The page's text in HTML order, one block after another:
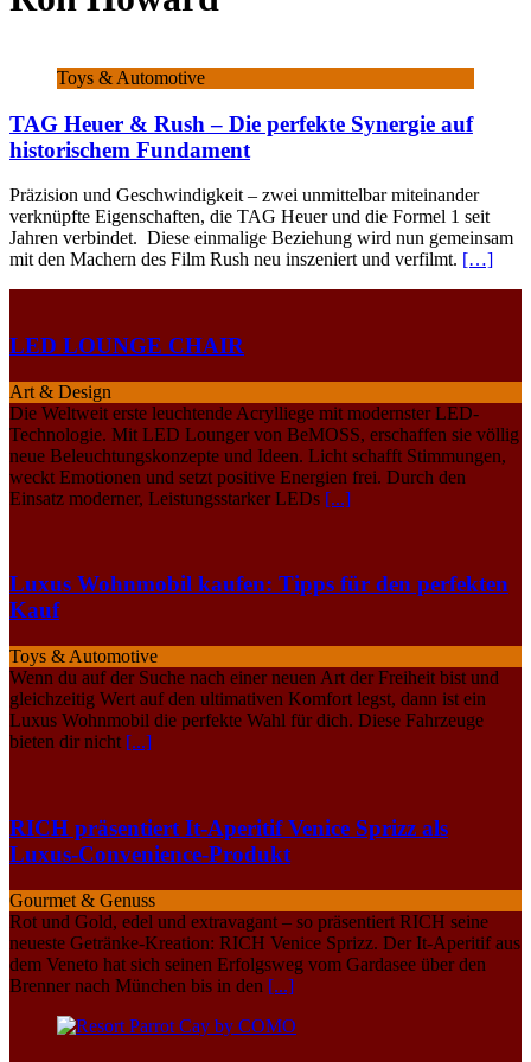
Toys & Automotive
TAG Heuer & Rush – Die perfekte Synergie auf
historischem Fundament
Präzision und Geschwindigkeit – zwei unmittelbar miteinander
verknüpfte Eigenschaften, die TAG Heuer und die Formel 1 seit
Jahren verbindet. Diese einmalige Beziehung wird nun gemeinsam
mit den Machern des Film Rush neu inszeniert und verfilmt. […]
LED LOUNGE CHAIR
Art & Design
Die Weltweit erste leuchtende Acrylliege mit modernster LED-
Technologie. Mit LED Lounger von BeMOSS, erschaffen sie völlig
neue Beleuchtungskonzepte und Ideen. Licht schafft Stimmungen,
weckt Emotionen und setzt positive Energien frei. Durch den
Einsatz moderner, Leistungsstarker LEDs [...]
Luxus Wohnmobil kaufen: Tipps für den perfekten
Kauf
Toys & Automotive
Wenn du auf der Suche nach einer neuen Art der Freiheit bist und
gleichzeitig Wert auf den ultimativen Komfort legst, dann ist ein
Luxus Wohnmobil die perfekte Wahl für dich. Diese Fahrzeuge
bieten dir nicht [...]
RICH präsentiert It-Aperitif Venice Sprizz als
Luxus-Convenience-Produkt
Gourmet & Genuss
Rot und Gold, edel und extravagant – so präsentiert RICH seine
neueste Getränke-Kreation: RICH Venice Sprizz. Der It-Aperitif aus
dem Veneto hat sich seinen Erfolgsweg vom Gardasee über den
Brenner nach München bis in den [...]